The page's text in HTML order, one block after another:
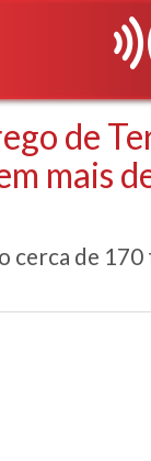
de
mais
cerca de